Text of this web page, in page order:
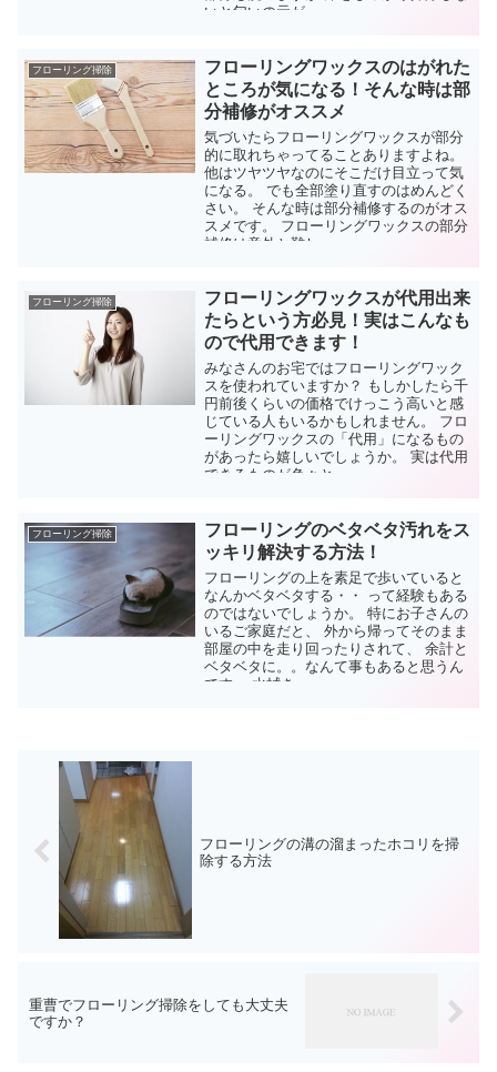
いと匂いの元が...
フローリング掃除
フローリングワックスのはがれた
ところが気になる！そんな時は部
分補修がオススメ
気づいたらフローリングワックスが部分
的に取れちゃってることありますよね。
他はツヤツヤなのにそこだけ目立って気
になる。 でも全部塗り直すのはめんどく
さい。 そんな時は部分補修するのがオス
スメです。 フローリングワックスの部分
補修は意外と難し...
フローリング掃除
フローリングワックスが代用出来
たらという方必見！実はこんなも
ので代用できます！
みなさんのお宅ではフローリングワック
スを使われていますか？ もしかしたら千
円前後くらいの価格でけっこう高いと感
じている人もいるかもしれません。 フロ
ーリングワックスの「代用」になるもの
があったら嬉しいでしょうか。 実は代用
できるものが色々と...
フローリング掃除
フローリングのベタベタ汚れをス
ッキリ解決する方法！
フローリングの上を素足で歩いていると
なんかベタベタする・・ って経験もある
のではないでしょうか。 特にお子さんの
いるご家庭だと、 外から帰ってそのまま
部屋の中を走り回ったりされて、 余計と
ベタベタに。。なんて事もあると思うん
です。 水拭き...
フローリングの溝の溜まったホコリを掃
除する方法
重曹でフローリング掃除をしても大丈夫
ですか？